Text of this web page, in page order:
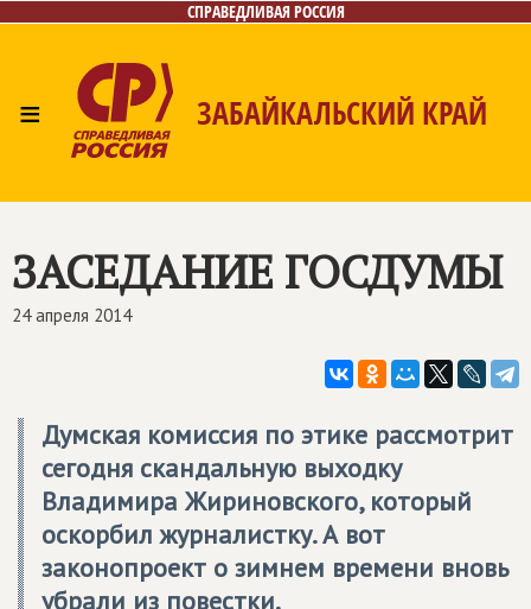
СПРАВЕДЛИВАЯ РОССИЯ
≡ ЗАБАЙКАЛЬСКИЙ КРАЙ
Контакты
ЗАСЕДАНИЕ ГОСДУМЫ
24 апреля 2014
Думская комиссия по этике рассмотрит
сегодня скандальную выходку
Владимира Жириновского, который
оскорбил журналистку. А вот
законопроект о зимнем времени вновь
убрали из повестки.